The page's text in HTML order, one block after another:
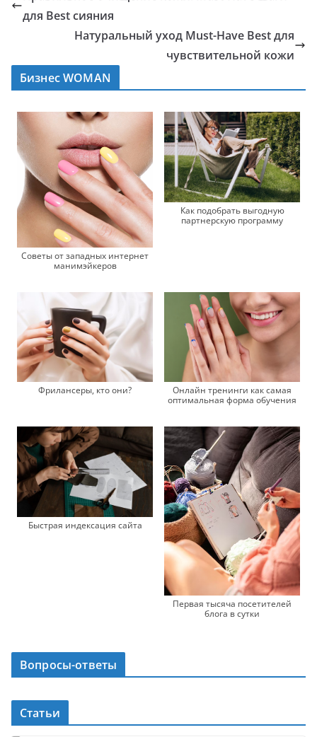
для Best сияния
Натуральный уход Must-Have Best для
чувствительной кожи
Бизнес WOMAN
Советы от западных интернет
манимэйкеров
Как подобрать выгодную
партнерскую программу
Фрилансеры, кто они?
Онлайн тренинги как самая
оптимальная форма обучения
Быстрая индексация сайта
Первая тысяча посетителей
блога в сутки
Вопросы-ответы
Статьи